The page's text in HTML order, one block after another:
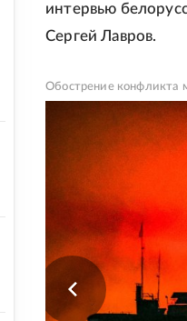
интервью
Сергей Лавров.
Обострение конфликта